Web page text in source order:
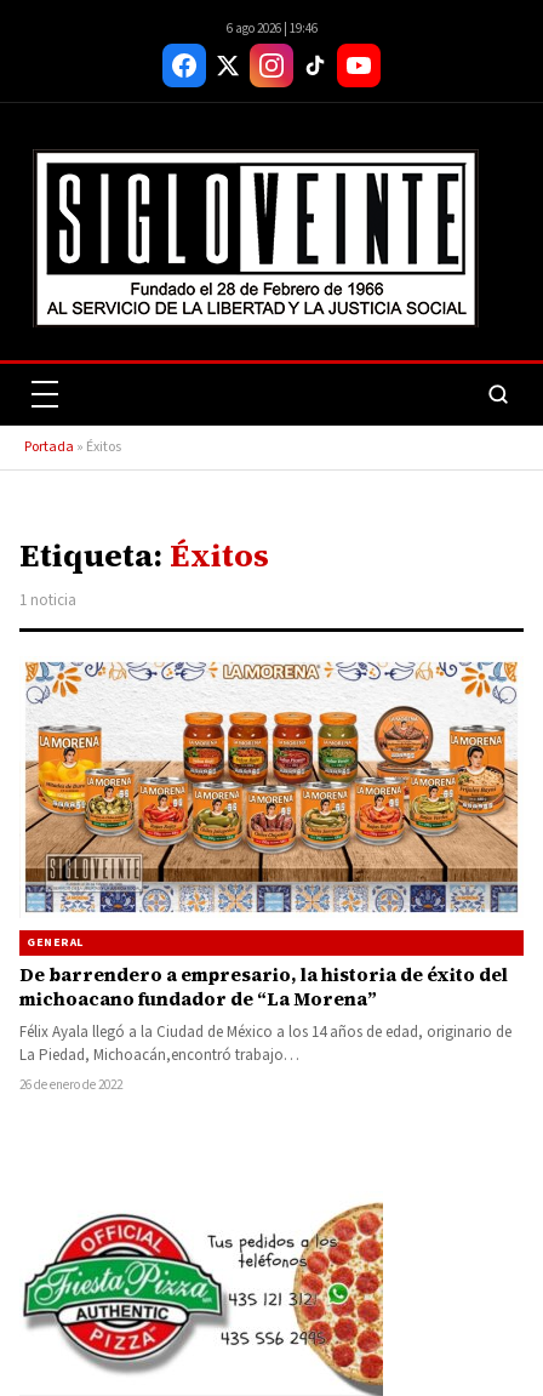
6 ago 2026 | 19:46
Portada » Éxitos
Etiqueta: Éxitos
1 noticia
GENERAL
De barrendero a empresario, la historia de éxito del
michoacano fundador de “La Morena”
Félix Ayala llegó a la Ciudad de México a los 14 años de edad, originario de
La Piedad, Michoacán,encontró trabajo…
26 de enero de 2022